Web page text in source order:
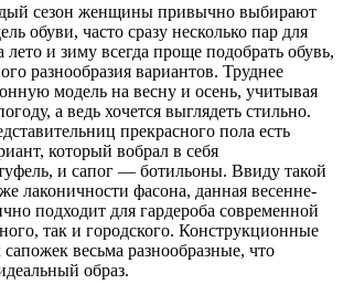
сезон женщины привычно выбирают
обуви, часто сразу несколько пар для
и зиму всегда проще подобрать обувь,
разнообразия вариантов. Труднее
модель на весну и осень, учитывая
а ведь хочется выглядеть стильно.
прекрасного пола есть
который вобрал в себя
и сапог — ботильоны. Ввиду такой
лаконичности фасона, данная весенне-
подходит для гардероба современной
так и городского. Конструкционные
весьма разнообразные, что
образ.